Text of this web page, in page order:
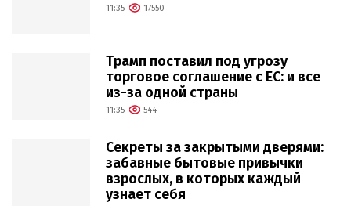
11:35 17550
Трамп поставил под угрозу
торговое соглашение с ЕС: и все
из-за одной страны
11:35 544
Секреты за закрытыми дверями:
забавные бытовые привычки
взрослых, в которых каждый
узнает себя